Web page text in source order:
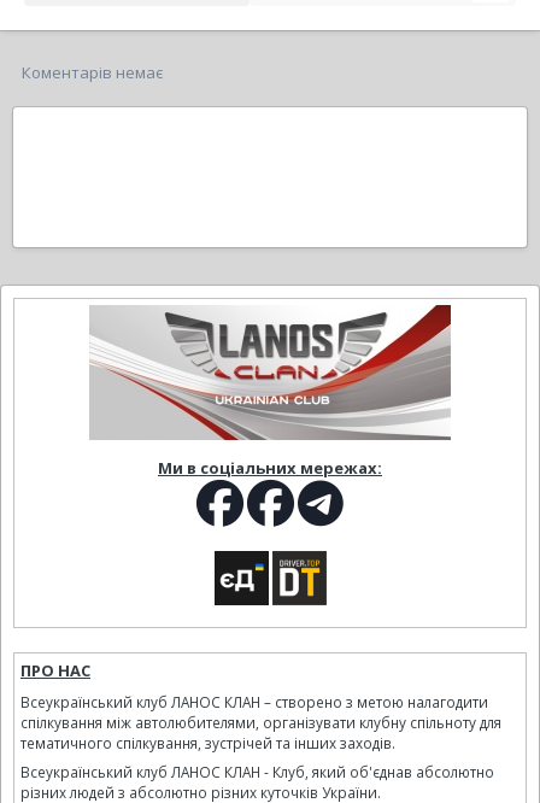
Коментарів немає
Ми в соціальних мережах:
ПРО НАС
Всеукраїнський клуб ЛАНОС КЛАН – створено з метою налагодити
спілкування між автолюбителями, організувати клубну спільноту для
тематичного спілкування, зустрічей та інших заходів.
Всеукраїнський клуб ЛАНОС КЛАН - Клуб, який об'єднав абсолютно
різних людей з абсолютно різних куточків України.